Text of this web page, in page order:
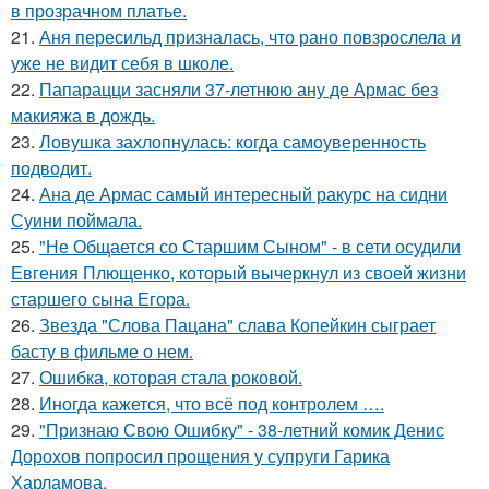
в прозрачном платье.
21. Аня пересильд призналась, что рано повзрослела и
уже не видит себя в школе.
22. Папарацци засняли 37-летнюю ану де Армас без
макияжа в дождь.
23. Ловушка захлопнулась: когда самоуверенность
подводит.
24. Ана де Армас самый интересный ракурс на сидни
Суини поймала.
25. "Не Общается со Старшим Сыном" - в сети осудили
Евгения Плющенко, который вычеркнул из своей жизни
старшего сына Егора.
26. Звезда "Слова Пацана" слава Копейкин сыграет
басту в фильме о нем.
27. Ошибка, которая стала роковой.
28. Иногда кажется, что всё под контролем ….
29. "Признаю Свою Ошибку" - 38-летний комик Денис
Дорохов попросил прощения у супруги Гарика
Харламова.